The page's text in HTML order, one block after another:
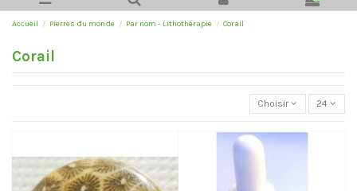
Accueil Pierres du monde Par nom - Lithothérapie Corail
Corail
Choisir 24